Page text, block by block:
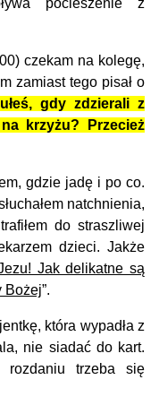
pocieszenie z
czekam na kolegę,
zamiast tego pisał o
gdy zdzierali z
krzyżu? Przecież
gdzie jadę i po co.
natchnienia,
do straszliwej
dzieci. Jakże
Jak delikatne są
Bożej”.
która wypadła z
nie siadać do kart.
rozdaniu trzeba się